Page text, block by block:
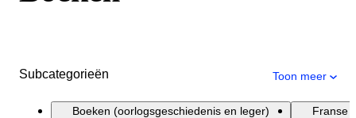
Subcategorieën Toon meer
Boeken (oorlogsgeschiedenis en leger) Franse